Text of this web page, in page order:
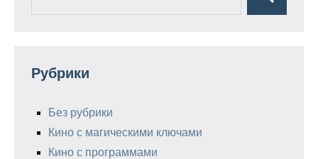
Поиск
Рубрики
Без рубрики
Кино с магическими ключами
Кино с программами